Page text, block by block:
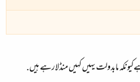
مابدولت یہیں کہیں منڈلارہے ہیں.